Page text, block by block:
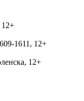
12+
1611, 12+
12+